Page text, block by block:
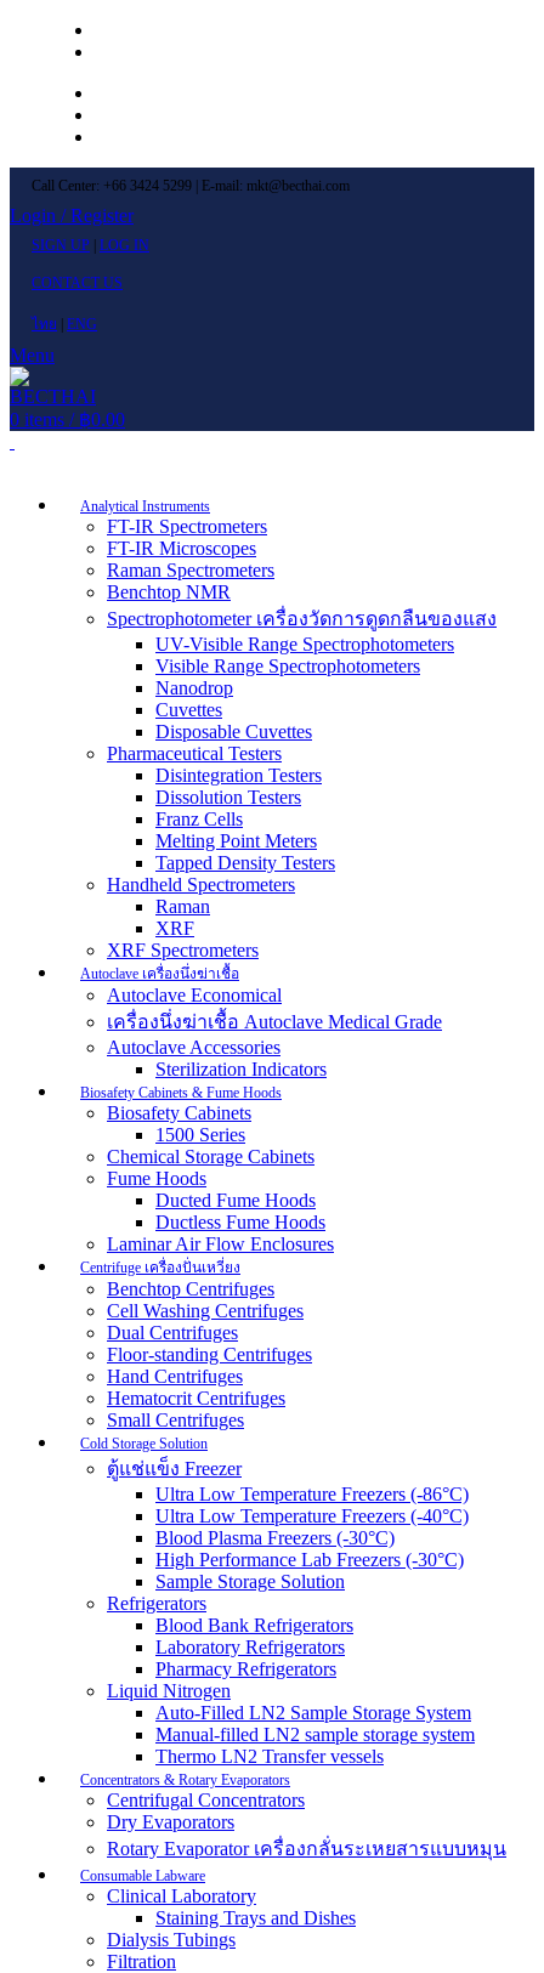
Call Center: +66 3424 5299 | E-mail: mkt@becthai.com
Login / Register
SIGN UP LOG IN
CONTACT US
ไทย ENG
Menu
0 items / ฿0.00
Analytical Instruments
FT-IR Spectrometers
FT-IR Microscopes
Raman Spectrometers
Benchtop NMR
Spectrophotometer เครื่องวัดการดูดกลืนของแสง
UV-Visible Range Spectrophotometers
Visible Range Spectrophotometers
Nanodrop
Cuvettes
Disposable Cuvettes
Pharmaceutical Testers
Disintegration Testers
Dissolution Testers
Franz Cells
Melting Point Meters
Tapped Density Testers
Handheld Spectrometers
Raman
XRF
XRF Spectrometers
Autoclave เครื่องนึ่งฆ่าเชื้อ
Autoclave Economical
เครื่องนึ่งฆ่าเชื้อ Autoclave Medical Grade
Autoclave Accessories
Sterilization Indicators
Biosafety Cabinets & Fume Hoods
Biosafety Cabinets
1500 Series
Chemical Storage Cabinets
Fume Hoods
Ducted Fume Hoods
Ductless Fume Hoods
Laminar Air Flow Enclosures
Centrifuge เครื่องปั่นเหวี่ยง
Benchtop Centrifuges
Cell Washing Centrifuges
Dual Centrifuges
Floor-standing Centrifuges
Hand Centrifuges
Hematocrit Centrifuges
Small Centrifuges
Cold Storage Solution
ตู้แช่แข็ง Freezer
Ultra Low Temperature Freezers (-86°C)
Ultra Low Temperature Freezers (-40°C)
Blood Plasma Freezers (-30°C)
High Performance Lab Freezers (-30°C)
Sample Storage Solution
Refrigerators
Blood Bank Refrigerators
Laboratory Refrigerators
Pharmacy Refrigerators
Liquid Nitrogen
Auto-Filled LN2 Sample Storage System
Manual-filled LN2 sample storage system
Thermo LN2 Transfer vessels
Concentrators & Rotary Evaporators
Centrifugal Concentrators
Dry Evaporators
Rotary Evaporator เครื่องกลั่นระเหยสารแบบหมุน
Consumable Labware
Clinical Laboratory
Staining Trays and Dishes
Dialysis Tubings
Filtration